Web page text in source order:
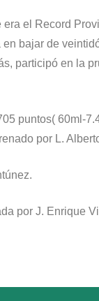
el Record
bajar de
participó en la
puntos( 60ml-
por L.
por J. Enrique